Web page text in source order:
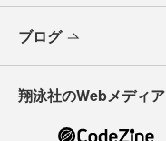
ブログ
翔泳社のWebメディア